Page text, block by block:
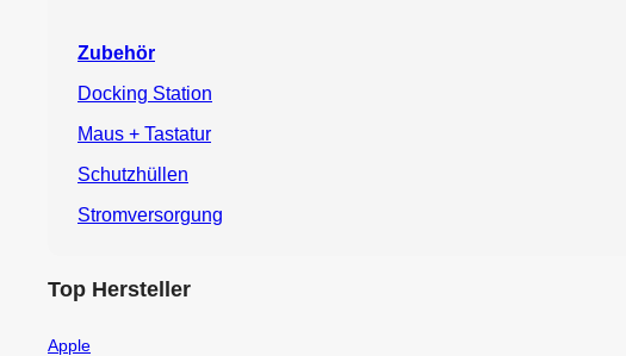
Zubehör
Docking Station
Maus + Tastatur
Schutzhüllen
Stromversorgung
Top Hersteller
Apple